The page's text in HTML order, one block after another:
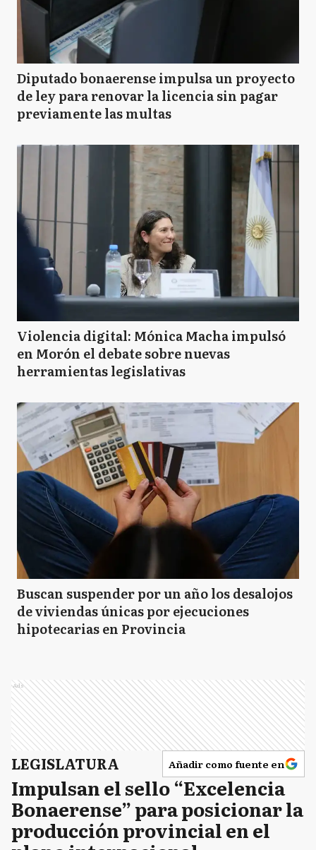
Diputado bonaerense impulsa un proyecto
de ley para renovar la licencia sin pagar
previamente las multas
Violencia digital: Mónica Macha impulsó
en Morón el debate sobre nuevas
herramientas legislativas
Buscan suspender por un año los desalojos
de viviendas únicas por ejecuciones
hipotecarias en Provincia
Ads
LEGISLATURA Añadir como fuente en
Impulsan el sello “Excelencia
Bonaerense” para posicionar la
producción provincial en el